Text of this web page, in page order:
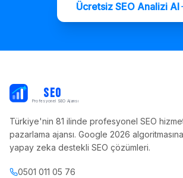
Ücretsiz SEO Analizi Al
SEO
Profesyonel SEO Ajansı
Türkiye'nin 81 ilinde profesyonel SEO
pazarlama ajansı. Google 2026
yapay zeka destekli SEO çözümleri.
0501 011 05 76